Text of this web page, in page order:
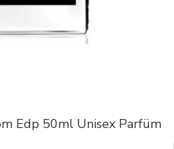
Edp 50ml Unisex Parfüm